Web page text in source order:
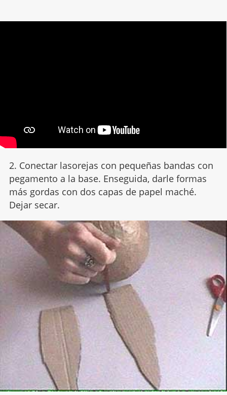
2. Conectar lasorejas con pequeñas bandas con
pegamento a la base. Enseguida, darle formas
más gordas con dos capas de papel maché.
Dejar secar.